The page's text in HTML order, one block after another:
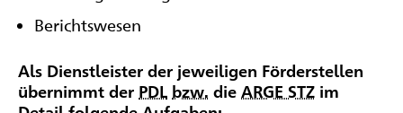
Berichtswesen
Als Dienstleister der jeweiligen Förderstellen
übernimmt der PDL bzw. dieARGE STZ im